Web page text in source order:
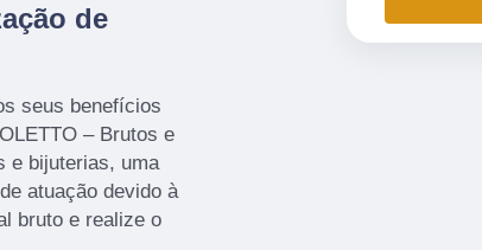
de
seus benefícios
– Brutos e
e bijuterias, uma
atuação devido à
bruto e realize o